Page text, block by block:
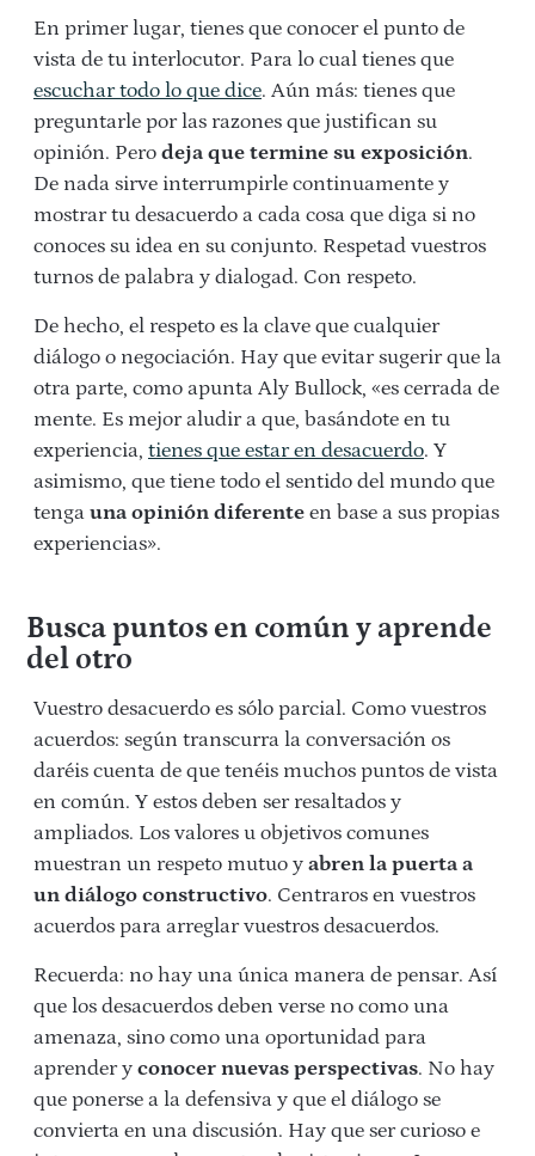
En primer lugar, tienes que conocer el punto de
vista de tu interlocutor. Para lo cual tienes que
escuchar todo lo que dice. Aún más: tienes que
preguntarle por las razones que justifican su
opinión. Pero deja que termine su exposición.
De nada sirve interrumpirle continuamente y
mostrar tu desacuerdo a cada cosa que diga si no
conoces su idea en su conjunto. Respetad vuestros
turnos de palabra y dialogad. Con respeto.
De hecho, el respeto es la clave que cualquier
diálogo o negociación. Hay que evitar sugerir que la
otra parte, como apunta Aly Bullock, «es cerrada de
mente. Es mejor aludir a que, basándote en tu
experiencia, tienes que estar en desacuerdo. Y
asimismo, que tiene todo el sentido del mundo que
tenga una opinión diferente en base a sus propias
experiencias».
Busca puntos en común y aprende
del otro
Vuestro desacuerdo es sólo parcial. Como vuestros
acuerdos: según transcurra la conversación os
daréis cuenta de que tenéis muchos puntos de vista
en común. Y estos deben ser resaltados y
ampliados. Los valores u objetivos comunes
muestran un respeto mutuo y abren la puerta a
un diálogo constructivo. Centraros en vuestros
acuerdos para arreglar vuestros desacuerdos.
Recuerda: no hay una única manera de pensar. Así
que los desacuerdos deben verse no como una
amenaza, sino como una oportunidad para
aprender y conocer nuevas perspectivas. No hay
que ponerse a la defensiva y que el diálogo se
convierta en una discusión. Hay que ser curioso e